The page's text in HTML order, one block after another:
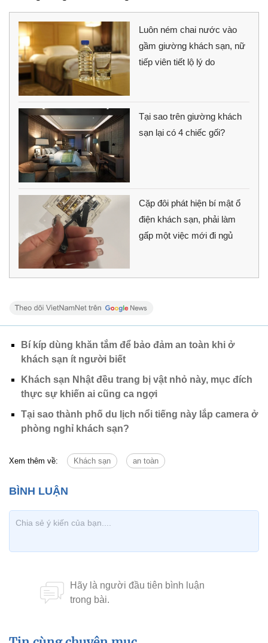
Luôn ném chai nước vào
gầm giường khách sạn, nữ
tiếp viên tiết lộ lý do
Tại sao trên giường khách
sạn lại có 4 chiếc gối?
Cặp đôi phát hiện bí mật ổ
điện khách sạn, phải làm
gấp một việc mới đi ngủ
Bí kíp dùng khăn tắm để bảo đảm an toàn khi ở
khách sạn ít người biết
Khách sạn Nhật đều trang bị vật nhỏ này, mục đích
thực sự khiến ai cũng ca ngợi
Tại sao thành phố du lịch nổi tiếng này lắp camera ở
phòng nghỉ khách sạn?
Xem thêm về: Khách sạn an toàn